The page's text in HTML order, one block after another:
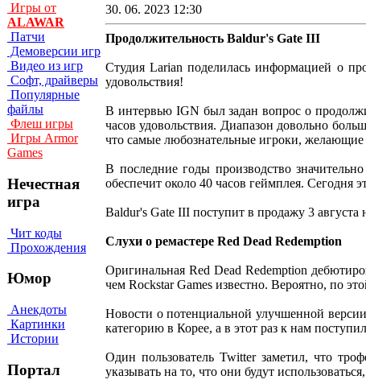
Игры от
ALAWAR
Патчи
Демоверсии игр
Видео из игр
Софт, драйверы
Популярные
файлы
Флеш игры
Игры Armor
Games
Нечестная
игра
Чит коды
Прохождения
Юмор
Анекдоты
Картинки
Истории
Портал
30. 06. 2023 12:30
Продолжительность Baldur's Gate III
Студия Larian поделилась информацией о
удовольствия!
В интервью IGN был задан вопрос о
часов удовольствия. Диапазон довольно
что самые любознательные игроки, желающие
В последние годы производство
обеспечит около 40 часов геймплея. Сегодня
Baldur's Gate III поступит в продажу 3
Слухи о ремастере Red Dead Redemption
Оригинальная Red Dead Redemption
чем Rockstar Games известно. Вероятно, по
Новости о потенциальной улучшенной
категорию в Корее, а в этот раз к нам
Один пользователь Twitter заметил, что
указывать на то, что они будут